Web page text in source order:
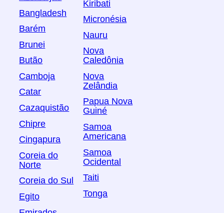
Bangladesh
Barém
Brunei
Butão
Camboja
Catar
Cazaquistão
Chipre
Cingapura
Coreia do
Norte
Coreia do Sul
Egito
Kiribati
Micronésia
Nauru
Nova
Caledônia
Nova
Zelândia
Papua Nova
Guiné
Samoa
Americana
Samoa
Ocidental
Taiti
Tonga